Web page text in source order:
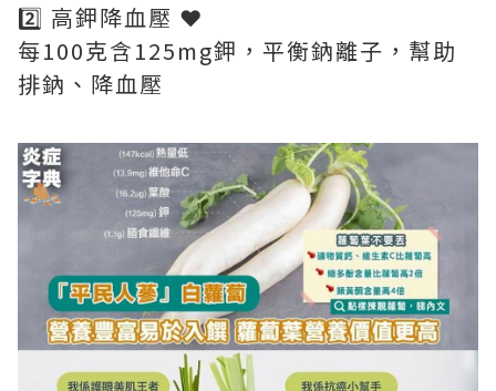
2️⃣ 高鉀降血壓 ❤️
每100克含125mg鉀，平衡鈉離子，幫助
排鈉、降血壓